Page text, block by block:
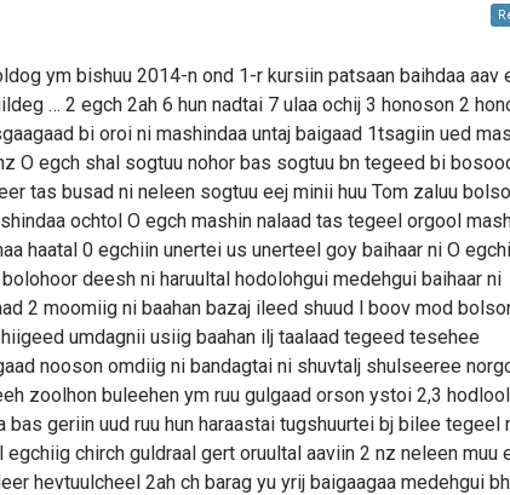
ym bishuu 2014-n ond 1-r kursiin patsaan baihdaa aav
… 2 egch 2ah 6 hun nadtai 7 ulaa ochij 3 honoson 2
bi oroi ni mashindaa untaj baigaad 1tsagiin ued
O egch shal sogtuu nohor bas sogtuu bn tegeed bi
tas busad ni neleen sogtuu eej minii huu Tom zaluu
ochtol O egch mashin nalaad tas tegeel orgool
haatal 0 egchiin unertei us unerteel goy baihaar ni O
deesh ni haruultal hodolohgui medehgui baihaar ni
2 moomiig ni baahan bazaj ileed shuud l boov mod
umdagnii usiig baahan ilj taalaad tegeed tesehee
nooson omdiig ni bandagtai ni shuvtalj shulseeree
zoolhon buleehen ym ruu gulgaad orson ystoi 2,3 hodlool
geriin uud ruu hun haraastai tugshuurtei bj bilee tegeel
chirch guldraal gert oruultal aaviin 2 nz neleen muu
hevtuulcheel 2ah ch barag yu yrij baigaagaa medehgui bh